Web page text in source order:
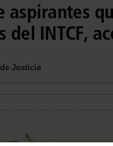
aspirantes
del INTCF,
Justicia